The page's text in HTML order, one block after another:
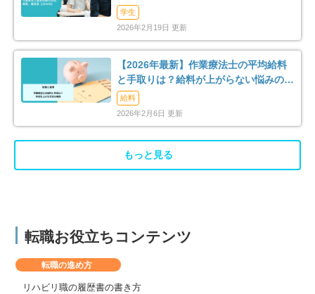
学生
2026年2月19日 更新
【2026年最新】作業療法士の平均給料
と手取りは？給料が上がらない悩みの解
消法まで解説
給料
2026年2月6日 更新
もっと見る
転職お役立ちコンテンツ
転職の進め方
リハビリ職の履歴書の書き方